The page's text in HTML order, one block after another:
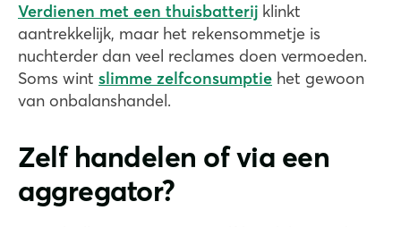
Verdienen met een thuisbatterij klinkt
aantrekkelijk, maar het rekensommetje is
nuchterder dan veel reclames doen vermoeden.
Soms wint slimme zelfconsumptie het gewoon
van onbalanshandel.
Zelf handelen of via een
aggregator?